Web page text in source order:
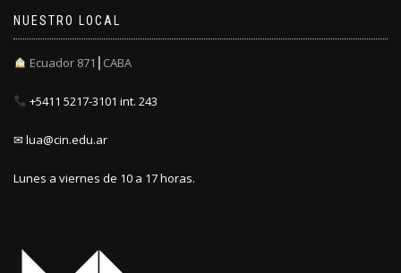
NUESTRO LOCAL
Ecuador 871┃CABA
+5411 5217-3101 int. 243
✉ lua@cin.edu.ar
Lunes a viernes de 10 a 17 horas.